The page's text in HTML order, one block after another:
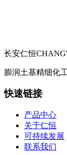
长安仁恒
膨润土基精细化
快速链接
产品中心
关于仁恒
可持续发展
联系我们